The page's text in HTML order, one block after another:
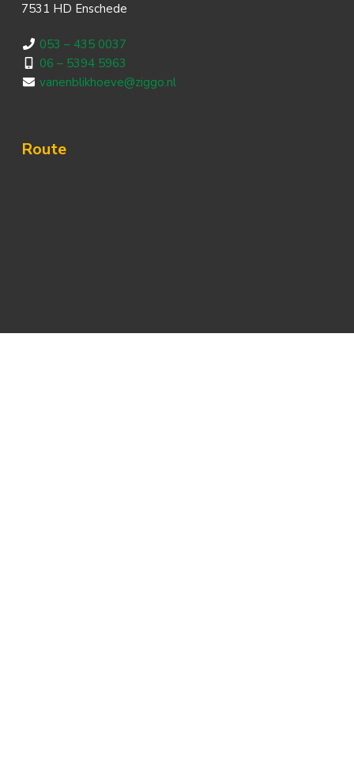
7531 HD Enschede
053 – 435 0037
06 – 5394 5963
vanenblikhoeve@ziggo.nl
Route